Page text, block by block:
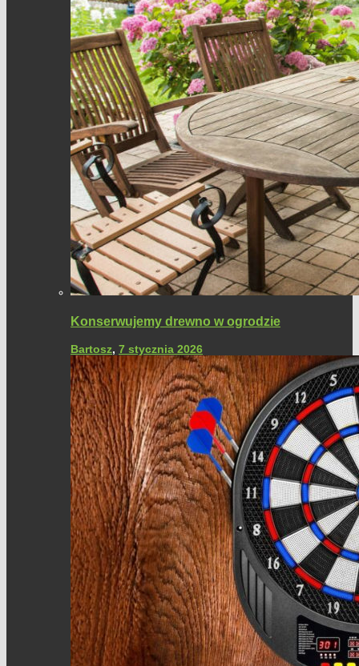
Konserwujemy drewno w ogrodzie
Bartosz, 7 stycznia 2026